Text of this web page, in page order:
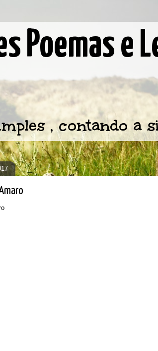
Poemas e
, contando a